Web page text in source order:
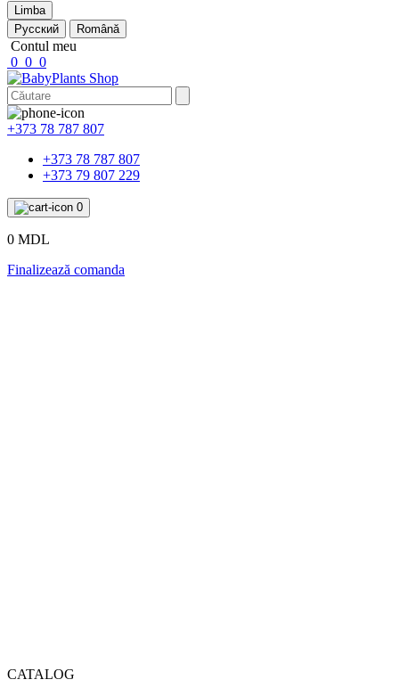
Limba
Русский
Română
Contul meu
0 0 0
+373 78 787 807
+373 78 787 807
+373 79 807 229
0
0 MDL
Finalizează comanda
CATALOG